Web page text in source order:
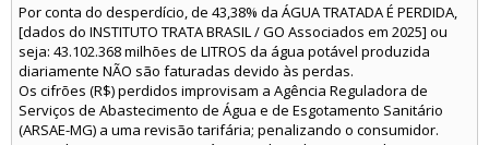
Por conta do desperdício, de 43,38% da ÁGUA TRATADA É PERDIDA,
[dados do INSTITUTO TRATA BRASIL / GO Associados em 2025] ou
seja: 43.102.368 milhões de LITROS da água potável produzida
diariamente NÃO são faturadas devido às perdas.
Os cifrões (R$) perdidos improvisam a Agência Reguladora de
Serviços de Abastecimento de Água e de Esgotamento Sanitário
(ARSAE-MG) a uma revisão tarifária; penalizando o consumidor.